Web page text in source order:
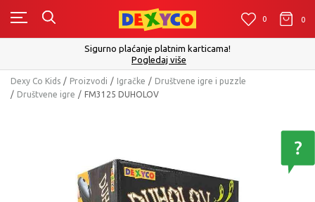
0 0
Sigurno plaćanje platnim karticama!
Pogledaj više
Dexy Co Kids Proizvodi Igračke
Društvene igre i puzzle
Društvene igre
FM3125 DUHOLOV